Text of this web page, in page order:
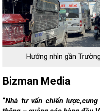
Hướng nhìn gần
Bizman Media
“Nhà tư vấn chiến